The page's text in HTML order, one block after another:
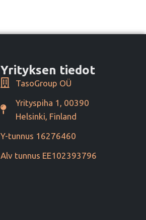
Yrityksen tiedot
TasoGroup OÜ
Yrityspiha 1, 00390
Helsinki, Finland
Y-tunnus 16276460
Alv tunnus EE102393796